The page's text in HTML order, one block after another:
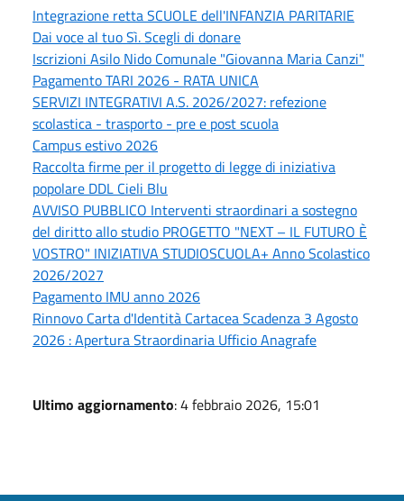
Integrazione retta SCUOLE dell'INFANZIA PARITARIE
Dai voce al tuo Sì. Scegli di donare
Iscrizioni Asilo Nido Comunale "Giovanna Maria Canzi"
Pagamento TARI 2026 - RATA UNICA
SERVIZI INTEGRATIVI A.S. 2026/2027: refezione
scolastica - trasporto - pre e post scuola
Campus estivo 2026
Raccolta firme per il progetto di legge di iniziativa
popolare DDL Cieli Blu
AVVISO PUBBLICO Interventi straordinari a sostegno
del diritto allo studio PROGETTO "NEXT – IL FUTURO È
VOSTRO" INIZIATIVA STUDIOSCUOLA+ Anno Scolastico
2026/2027
Pagamento IMU anno 2026
Rinnovo Carta d'Identità Cartacea Scadenza 3 Agosto
2026 : Apertura Straordinaria Ufficio Anagrafe
Ultimo aggiornamento: 4 febbraio 2026, 15:01